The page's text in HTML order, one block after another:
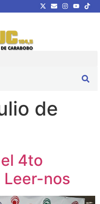
de
4to
Leer-nos